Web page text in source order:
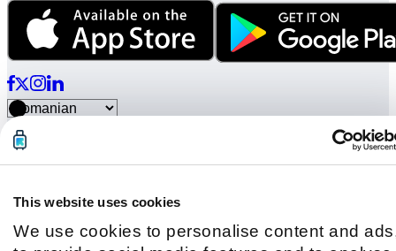
This website uses cookies
We use cookies to personalise content and
© Radical Storage • Lean Team S.R.L. • P. IVA 14104111001
Radical este finanțat și de fondul de investiții „Vertis Venture 4